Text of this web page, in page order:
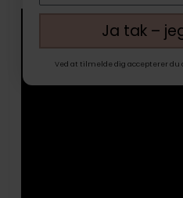
Ja tak –
Ved at tilmelde dig accepterer